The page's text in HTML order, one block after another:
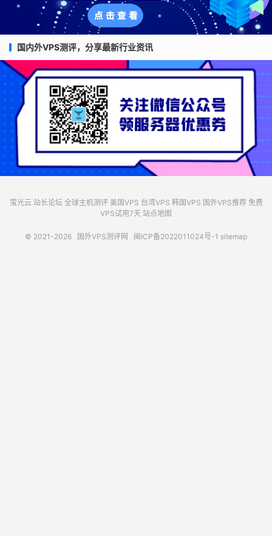
国内外VPS测评，分享最新行业资讯
萤光云 站长论坛 全球主机测评 美国VPS 台湾VPS 韩国VPS 国外VPS推荐 免费
VPS试用7天 站点地图
© 2021-2026 国外VPS测评网 闽ICP备2022011024号-1 sitemap